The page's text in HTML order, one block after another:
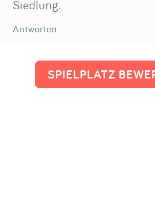
Siedlung.
Antworten
SPIELPLATZ